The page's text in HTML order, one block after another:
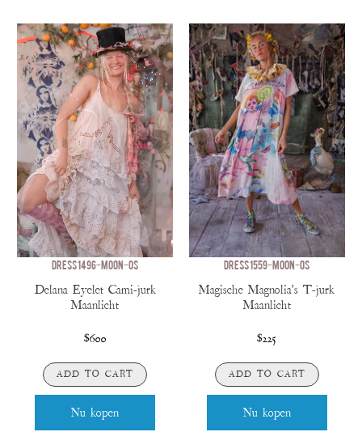
DRESS 1496-MOON-OS
Delana Eyelet Cami-jurk
Maanlicht
$600
ADD TO CART
Nu kopen
DRESS 1559-MOON-OS
Magische Magnolia's T-jurk
Maanlicht
$225
ADD TO CART
Nu kopen